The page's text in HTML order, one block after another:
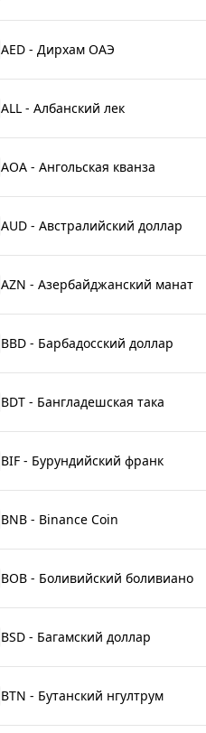
AED - Дирхам ОАЭ
ALL - Албанский лек
AOA - Ангольская кванза
AUD - Австралийский доллар
AZN - Азербайджанский манат
BBD - Барбадосский доллар
BDT - Бангладешская така
BIF - Бурундийский франк
BNB - Binance Coin
BOB - Боливийский боливиано
BSD - Багамский доллар
BTN - Бутанский нгултрум